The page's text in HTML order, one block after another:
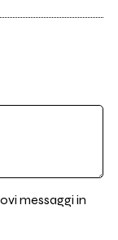
messaggi in